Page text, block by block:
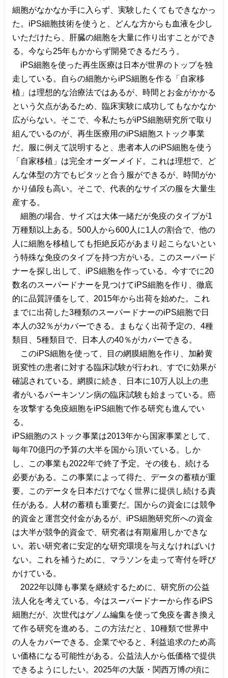
細胞がなかなか手に入らず、実験したくてもできなかっ
た。 iPS細胞技術を使うと、どんな方からも血液を少し
いただけたら、肝臓の細胞を大量に作り出すことができ
る。今なら25年もかからず開発できるだろう。
iPS細胞を使った再生医療は日本が世界のトップを独
走している。自らの細胞からiPS細胞を作る「自家移
植」は理想的な治療法ではあるが、時間とお金がかかる
という欠点があるため、臨床実験に成功してもなかなか
広がらない。そこで、今私たちがiPS細胞研究所で取り
組んでいるのが、再生医療用のiPS細胞ストック事業
だ。服に例えて説明すると、患者本人のiPS細胞を使う
「自家移植」は完全オーダーメイド。これは理想で、ど
んな体型の方でもピタッと合う服ができるが、時間がか
かり値段も高い。そこで、代表的なサイズの服を大量生
産する。
細胞の場合、サイズは大体一緒だが免疫のタイプが1
万種類以上ある。 500人から600人に1 人の割合で、他の
人に細胞を移植しても拒絶反応があまり起こらないとい
う特殊な免疫のタイプを持つ方がいる。このスーパード
ナーを探し出して、 iPS細胞を作っている。今すでに20
数名のスーパードナーを見つけてiPS細胞を作り、徹底
的に品質評価をして、 2015年から出荷を始めた。これ
までに出荷した3種類のスーパードナーのiPS細胞で日
本人の32 ％がカバーできる。まもなく出荷予定の、 4種
類目、 5種類目で、日本人の40％がカバーできる。
このiPS細胞を使って、目の網膜細胞を作り、加齢黄
斑変性の患者に対する臨床試験が行われ、すでに効果が
確認されている。網膜に続き、日本に10万人以上の患
者がいるパーキンソン病の臨床試験も始まっている。癌
を攻撃する免疫細胞をiPS細胞で作る研究も進んでい
る。
iPS細胞のストック事業は2013年から国家事業として、
毎年70億円の予算の大半を国から頂いている。しか
し、この事業も2022年で終了予定。その後も、続ける
必要がある。この事業によって得た、データの蓄積が重
要。このデータを日本だけでなく世界に提供し続ける責
任がある。人材の蓄積も重要だ。国からの資金には競争
的資金と運営交付金があるが、 iPS細胞研究所への資金
は大半が競争的資金で、研究者は有期雇用しかできな
い。若い研究者に安定的な研究環境を与えなければいけ
ない。これを補うために、マラソンを走って寄付を呼び
かけている。
2022年以降も事業を継続するために、研究所の公益
法人化を考えている。今はスーパードナーから作るiPS
細胞だが、次世代はゲノム編集を使って免疫を書き換え
て作る研究を進める。この方法だと、 10種類で世界中
の人をカバーできる。企業でやると、利益追求のため高
い価格になる可能性がある。公益法人から低価格で提供
できるようにしたい。 2025年の大阪・関西万博の頃に